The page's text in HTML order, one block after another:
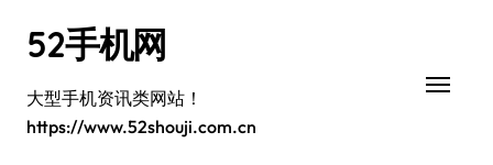
52手机网
大型手机资讯类网站！
https://www.52shouji.com.cn